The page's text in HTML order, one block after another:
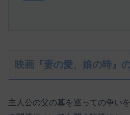
映画『妻の愛、娘の時』
主人公の父の墓を巡っての争い